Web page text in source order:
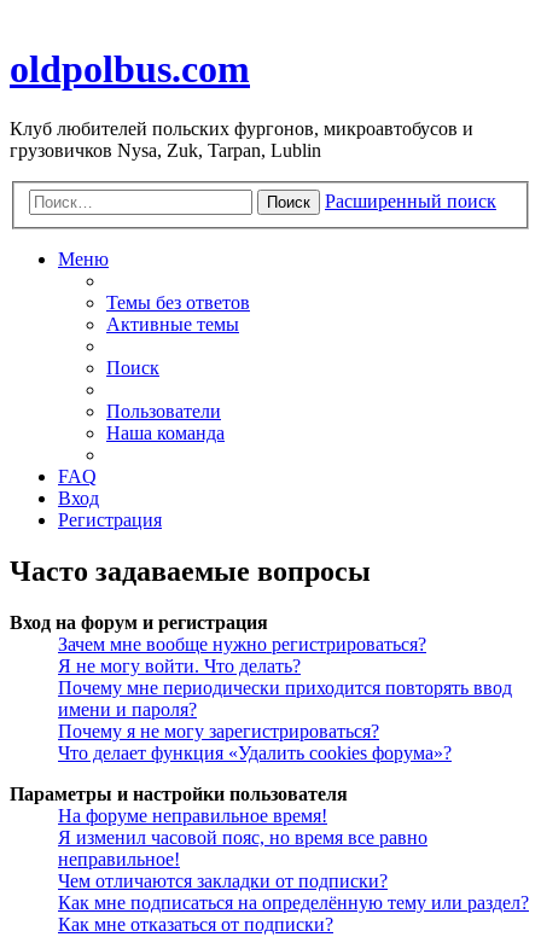
oldpolbus.com
Клуб любителей польских фургонов, микроавтобусов и
грузовичков Nysa, Zuk, Tarpan, Lublin
Поиск Расширенный поиск
Меню
Темы без ответов
Активные темы
Поиск
Пользователи
Наша команда
FAQ
Вход
Регистрация
Часто задаваемые вопросы
Вход на форум и регистрация
Зачем мне вообще нужно регистрироваться?
Я не могу войти. Что делать?
Почему мне периодически приходится повторять ввод
имени и пароля?
Почему я не могу зарегистрироваться?
Что делает функция «Удалить cookies форума»?
Параметры и настройки пользователя
На форуме неправильное время!
Я изменил часовой пояс, но время все равно
неправильное!
Чем отличаются закладки от подписки?
Как мне подписаться на определённую тему или раздел?
Как мне отказаться от подписки?